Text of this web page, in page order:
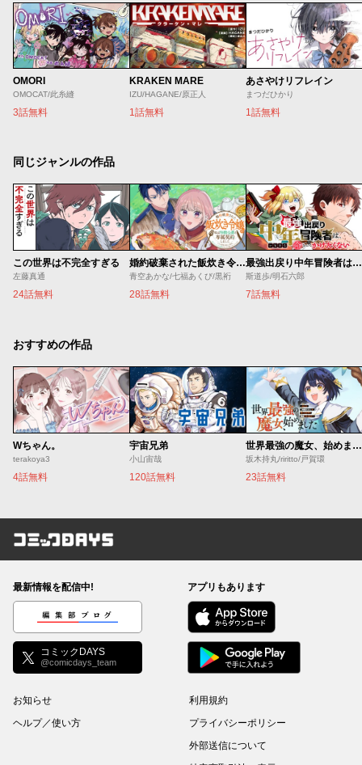
OMORI
OMOCAT/此糸縫
3話無料
KRAKEN MARE
IZU/HAGANE/原正人
1話無料
あさやけリフレイン
まつだひかり
1話無料
同じジャンルの作品
この世界は不完全すぎる
左藤真通
24話無料
婚約破棄された飯炊き令嬢の私は冷酷公爵と専属契約しました～ですが胃袋を掴んだ結果、冷たかった公爵様がどんどん優しくなっています～
青空あかな/七福あくび/黒裄
28話無料
最強出戻り中年冒険者は、今さら命なんてかけたくない
斯道歩/明石六郎
7話無料
おすすめの作品
Wちゃん。
terakoya3
4話無料
宇宙兄弟
小山宙哉
120話無料
世界最強の魔女、始めました ～私だけ『攻略サイト』を見れる世界で自由に生きます～
坂木持丸/riritto/戸賀環
23話無料
コミックDAYS
最新情報を配信中!
編集部ブログ
コミックDAYS
@comicdays_team
アプリもあります
お知らせ
ヘルプ／使い方
利用規約
プライバシーポリシー
外部送信について